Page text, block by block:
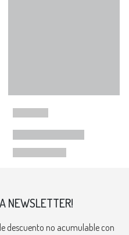
NEWSLETTER!
descuento no acumulable con